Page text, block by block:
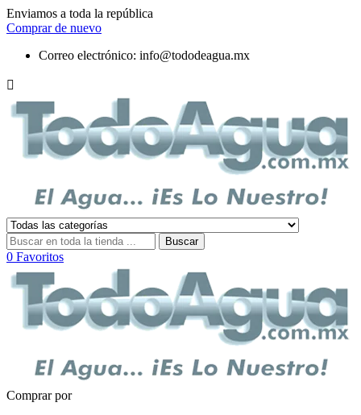
Enviamos a toda la república
Comprar de nuevo
Correo electrónico: info@tododeagua.mx

Buscar
0 Favoritos
Comprar por